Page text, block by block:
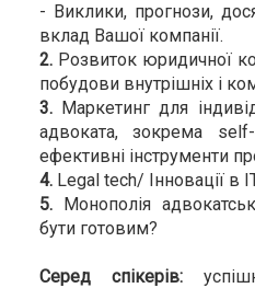
- Виклики, прогнози,
вклад Вашої компанії.
2.Розвиток юридичної
побудови внутрішніх і
3.Маркетинг для
адвоката, зокрема
ефективні інструменти
4.Legal tech/ Інновації в
5.Монополія
бути готовим?
Серед спікерів: